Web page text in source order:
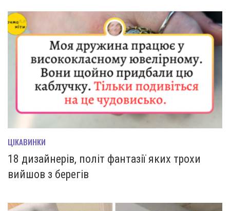
ЦІКАВИНКИ
18 дизайнерів, політ фантазії яких трохи
вийшов з берегів